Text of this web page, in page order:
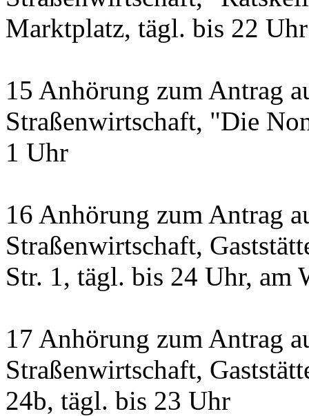
Marktplatz, tägl. bis 22 Uhr
15 Anhörung zum Antrag
Straßenwirtschaft, "Die
1 Uhr
16 Anhörung zum Antrag
Straßenwirtschaft,
Str. 1, tägl. bis 24 Uhr, am
17 Anhörung zum Antrag
Straßenwirtschaft,
24b, tägl. bis 23 Uhr